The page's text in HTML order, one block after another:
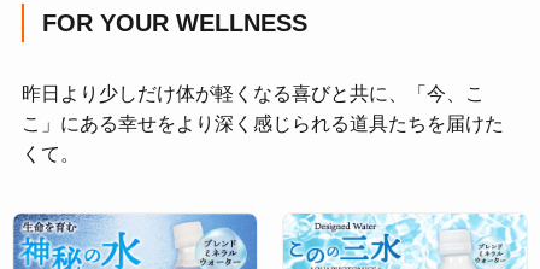
FOR YOUR WELLNESS
昨日より少しだけ体が軽くなる喜びと共に、「今、こ
こ」にある幸せをより深く感じられる道具たちを届けた
くて。